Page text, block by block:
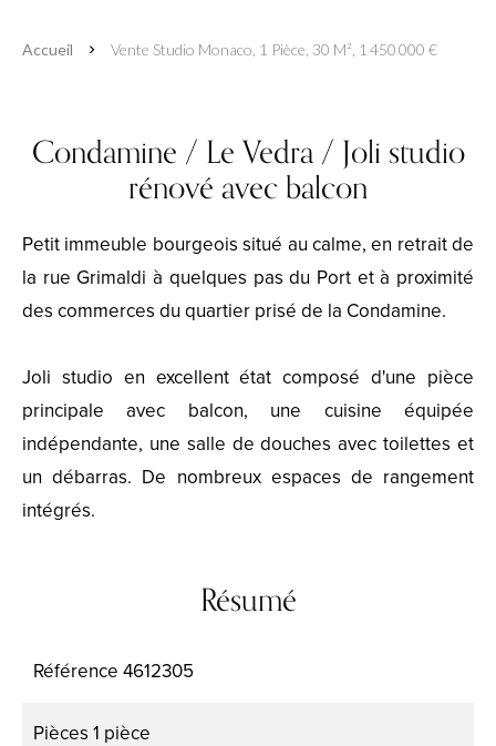
Accueil Vente Studio Monaco, 1 Pièce, 30 M², 1 450 000 €
Condamine / Le Vedra / Joli studio
rénové avec balcon
Petit immeuble bourgeois situé au calme, en retrait de
la rue Grimaldi à quelques pas du Port et à proximité
des commerces du quartier prisé de la Condamine.
Joli studio en excellent état composé d'une pièce
principale avec balcon, une cuisine équipée
indépendante, une salle de douches avec toilettes et
un débarras. De nombreux espaces de rangement
intégrés.
Résumé
Référence 4612305
Pièces 1 pièce